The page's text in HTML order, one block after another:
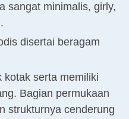
sangat minimalis, girly,
disertai beragam
kotak serta memiliki
Bagian permukaan
strukturnya cenderung